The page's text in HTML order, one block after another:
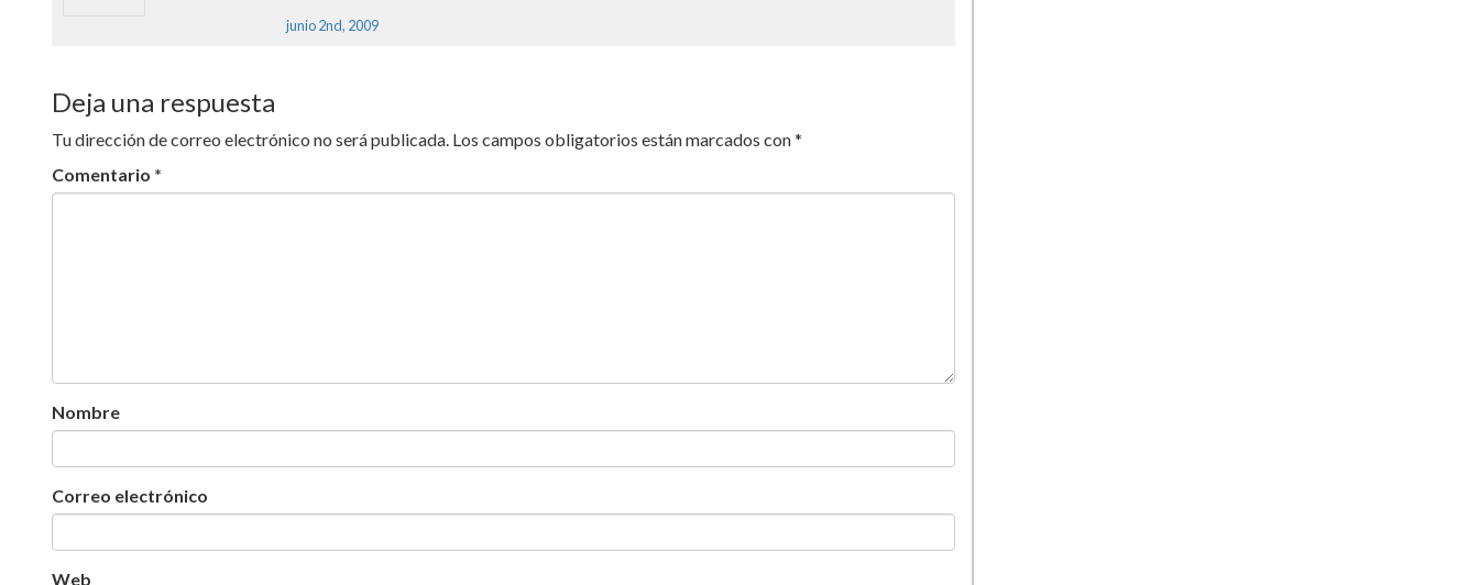
junio 2nd, 2009
Deja una respuesta
Tu dirección de correo electrónico no será publicada. Los campos obligatorios están marcados con*
Comentario *
Nombre
Correo electrónico
Web